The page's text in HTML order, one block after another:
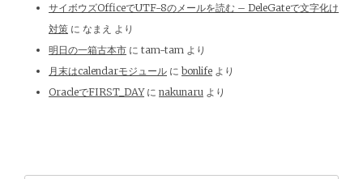
サイボウズOfficeでUTF-8のメールを読む – DeleGateで文字化け
対策 に なまえ より
明日の一箱古本市 に tam-tam より
月末はcalendarモジュール に bonlife より
OracleでFIRST_DAYに nakunaru より